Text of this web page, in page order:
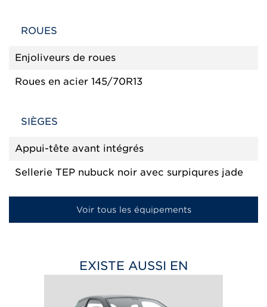
ROUES
Enjoliveurs de roues
Roues en acier 145/70R13
SIÈGES
Appui-tête avant intégrés
Sellerie TEP nubuck noir avec surpiqures jade
Voir tous les équipements
EXISTE AUSSI EN